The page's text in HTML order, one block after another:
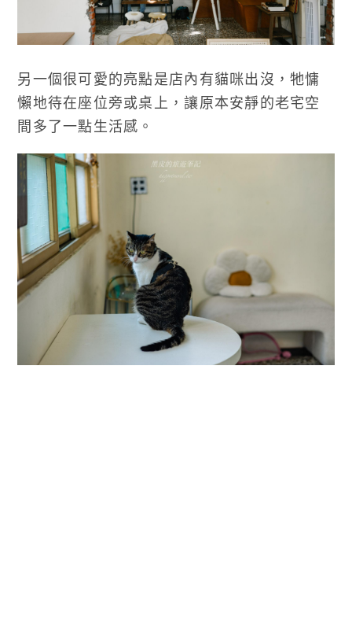
另一個很可愛的亮點是店內有貓咪出沒，牠慵
懶地待在座位旁或桌上，讓原本安靜的老宅空
間多了一點生活感。